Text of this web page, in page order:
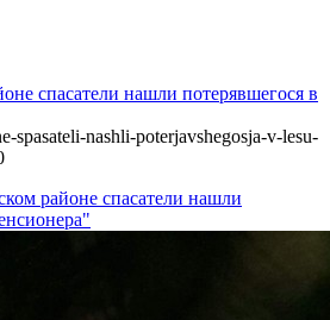
спасатели нашли потерявшегося в
spasateli-nashli-poterjavshegosja-v-lesu-
районе спасатели нашли